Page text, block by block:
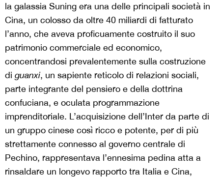
la galassia Suning era una delle principali società in
Cina, un colosso da oltre 40 miliardi di fatturato
l’anno, che aveva proficuamente costruito il suo
patrimonio commerciale ed economico,
concentrandosi prevalentemente sulla costruzione
di guanxi, un sapiente reticolo di relazioni sociali,
parte integrante del pensiero e della dottrina
confuciana, e oculata programmazione
imprenditoriale. L’acquisizione dell’Inter da parte di
un gruppo cinese così ricco e potente, per di più
strettamente connesso al governo centrale di
Pechino, rappresentava l’ennesima pedina atta a
rinsaldare un longevo rapporto tra Italia e Cina,